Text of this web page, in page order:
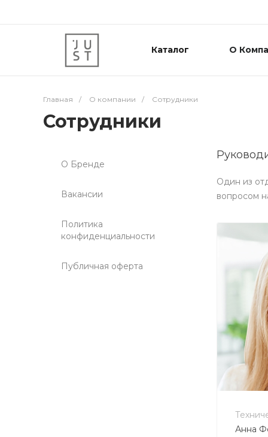
Каталог О
Главная / О компании / Сотрудники
Сотрудники
О Бренде
Вакансии
Политика
конфиденциальности
Публичная оферта
Один из
вопросом
Анна
+7
no-